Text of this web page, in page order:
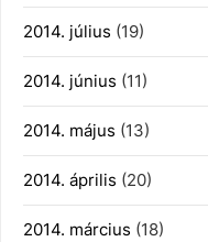
2014. július (19)
2014. június (11)
2014. május (13)
2014. április (20)
2014. március (18)